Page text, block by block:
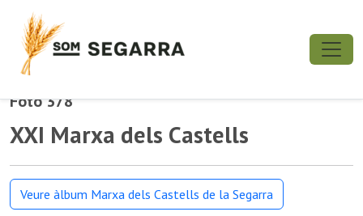
Foto 378
XXI Marxa dels Castells
Veure àlbum Marxa dels Castells de la Segarra